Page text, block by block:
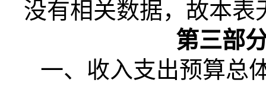
没有相关数据，故本表
第三部
一、收入支出预算总